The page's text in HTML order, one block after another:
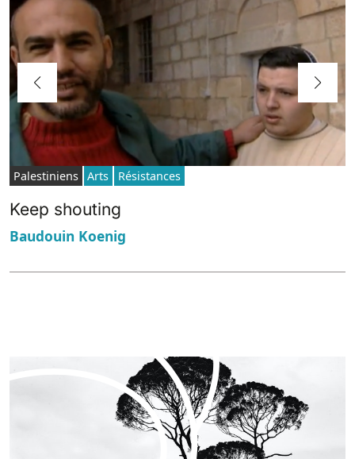
Palestiniens Arts Résistances
Keep shouting
Baudouin Koenig